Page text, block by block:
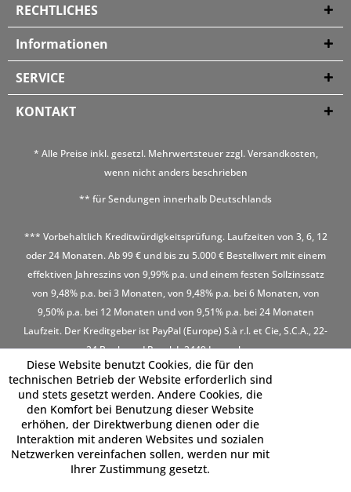
RECHTLICHES
Informationen
SERVICE
KONTAKT
* Alle Preise inkl. gesetzl. Mehrwertsteuer zzgl.Versandkosten,
wenn nicht anders beschrieben
** für Sendungen innerhalb Deutschlands
*** Vorbehaltlich Kreditwürdigkeitsprüfung. Laufzeiten von 3, 6, 12
oder 24 Monaten. Ab 99 € und bis zu 5.000 € Bestellwert mit einem
effektiven Jahreszins von 9,99% p.a. und einem festen Sollzinssatz
von 9,48% p.a. bei 3 Monaten, von 9,48% p.a. bei 6 Monaten, von
9,50% p.a. bei 12 Monaten und von 9,51% p.a. bei 24 Monaten
Laufzeit. Der Kreditgeber ist PayPal (Europe) S.à r.l. et Cie, S.C.A., 22-
24 Boulevard Royal, L-2449 Luxembourg
Diese Website benutzt Cookies, die für den
technischen Betrieb der Website erforderlich sind
und stets gesetzt werden. Andere Cookies, die
den Komfort bei Benutzung dieser Website
erhöhen, der Direktwerbung dienen oder die
Interaktion mit anderen Websites und sozialen
Netzwerken vereinfachen sollen, werden nur mit
Ihrer Zustimmung gesetzt.